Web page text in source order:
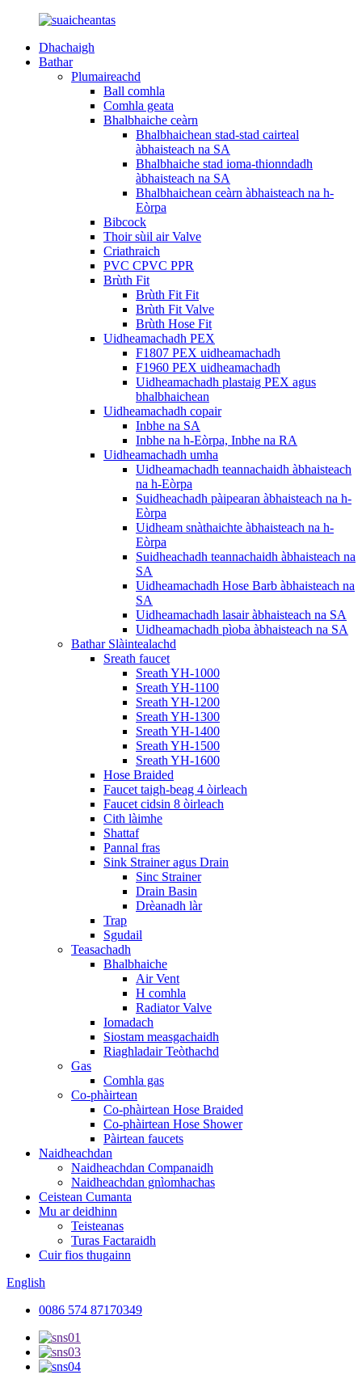
Dhachaigh
Bathar
Plumaireachd
Ball comhla
Comhla geata
Bhalbhaiche ceàrn
Bhalbhaichean stad-stad cairteal
àbhaisteach na SA
Bhalbhaiche stad ioma-thionndadh
àbhaisteach na SA
Bhalbhaichean ceàrn àbhaisteach na h-
Eòrpa
Bibcock
Thoir sùil air Valve
Criathraich
PVC CPVC PPR
Brùth Fit
Brùth Fit Fit
Brùth Fit Valve
Brùth Hose Fit
Uidheamachadh PEX
F1807 PEX uidheamachadh
F1960 PEX uidheamachadh
Uidheamachadh plastaig PEX agus
bhalbhaichean
Uidheamachadh copair
Inbhe na SA
Inbhe na h-Eòrpa, Inbhe na RA
Uidheamachadh umha
Uidheamachadh teannachaidh àbhaisteach
na h-Eòrpa
Suidheachadh pàipearan àbhaisteach na h-
Eòrpa
Uidheam snàthaichte àbhaisteach na h-
Eòrpa
Suidheachadh teannachaidh àbhaisteach na
SA
Uidheamachadh Hose Barb àbhaisteach na
SA
Uidheamachadh lasair àbhaisteach na SA
Uidheamachadh pìoba àbhaisteach na SA
Bathar Slàintealachd
Sreath faucet
Sreath YH-1000
Sreath YH-1100
Sreath YH-1200
Sreath YH-1300
Sreath YH-1400
Sreath YH-1500
Sreath YH-1600
Hose Braided
Faucet taigh-beag 4 òirleach
Faucet cidsin 8 òirleach
Cith làimhe
Shattaf
Pannal fras
Sink Strainer agus Drain
Sinc Strainer
Drain Basin
Drèanadh làr
Trap
Sgudail
Teasachadh
Bhalbhaiche
Air Vent
H comhla
Radiator Valve
Iomadach
Siostam measgachaidh
Riaghladair Teòthachd
Gas
Comhla gas
Co-phàirtean
Co-phàirtean Hose Braided
Co-phàirtean Hose Shower
Pàirtean faucets
Naidheachdan
Naidheachdan Companaidh
Naidheachdan gnìomhachas
Ceistean Cumanta
Mu ar deidhinn
Teisteanas
Turas Factaraidh
Cuir fios thugainn
English
0086 574 87170349